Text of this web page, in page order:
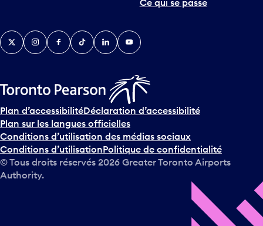
Plan d’accessibilitéDéclaration d’accessibilité
Plan sur les langues officielles
Conditions d’utilisation des médias sociaux
Conditions d’utilisation Politique de confidentialité
© Tous droits réservés2026Greater Toronto Airports
Authority.